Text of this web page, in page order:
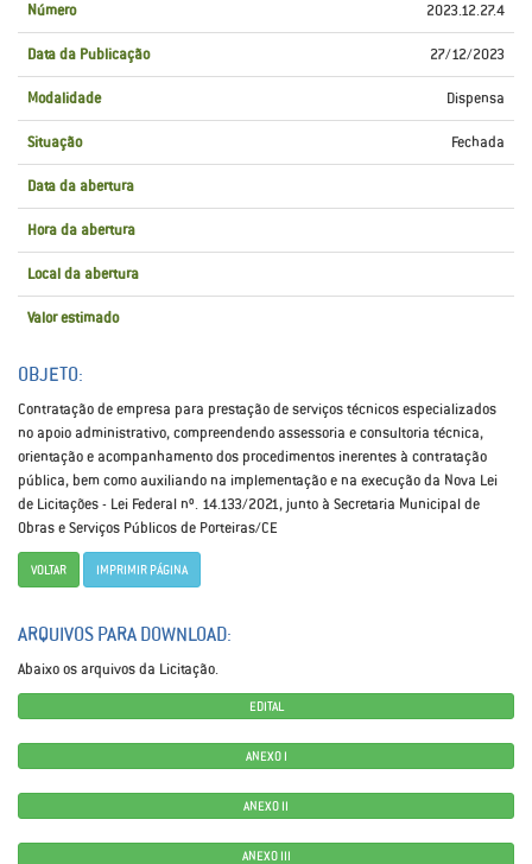
Número 2023.12.27.4
Data da Publicação 27/12/2023
Modalidade Dispensa
Situação Fechada
Data da abertura
Hora da abertura
Local da abertura
Valor estimado
OBJETO:
Contratação de empresa para prestação de serviços técnicos especializados
no apoio administrativo, compreendendo assessoria e consultoria técnica,
orientação e acompanhamento dos procedimentos inerentes à contratação
pública, bem como auxiliando na implementação e na execução da Nova Lei
de Licitações - Lei Federal nº. 14.133/2021, junto à Secretaria Municipal de
Obras e Serviços Públicos de Porteiras/CE
VOLTAR IMPRIMIR PÁGINA
ARQUIVOS PARA DOWNLOAD:
Abaixo os arquivos da Licitação.
EDITAL
ANEXO I
ANEXO II
ANEXO III